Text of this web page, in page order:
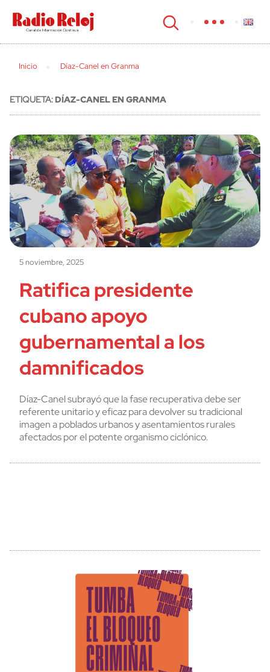
cerrar
Inicio Díaz-Canel en Granma
ETIQUETA:DÍAZ-CANEL EN GRANMA
5 noviembre, 2025
Ratifica presidente
cubano apoyo
gubernamental a los
damnificados
Díaz-Canel subrayó que la fase recuperativa debe ser
referente unitario y eficaz para devolver su tradicional
imagen a poblados urbanos y asentamientos rurales
afectados por el potente organismo ciclónico.